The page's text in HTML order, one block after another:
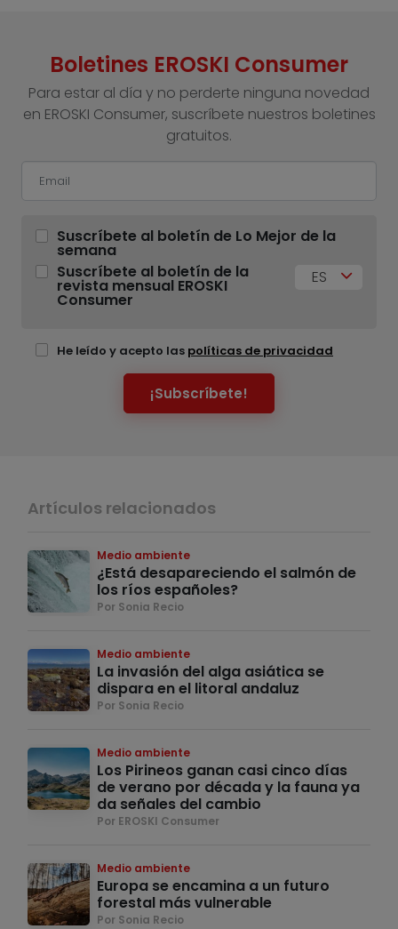
Boletines EROSKI Consumer
Para estar al día y no perderte ninguna novedad
en EROSKI Consumer, suscríbete nuestros boletines
gratuitos.
Suscríbete al boletín de Lo Mejor de la
semana
Suscríbete al boletín de la
revista mensual EROSKI
Consumer
ES
He leído y acepto las políticas de privacidad
¡Subscríbete!
Artículos relacionados
Medio ambiente
¿Está desapareciendo el salmón de
los ríos españoles?
Por Sonia Recio
Medio ambiente
La invasión del alga asiática se
dispara en el litoral andaluz
Por Sonia Recio
Medio ambiente
Los Pirineos ganan casi cinco días
de verano por década y la fauna ya
da señales del cambio
Por EROSKI Consumer
Medio ambiente
Europa se encamina a un futuro
forestal más vulnerable
Por Sonia Recio